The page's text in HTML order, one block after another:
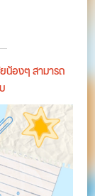
น้องๆ สามารถ